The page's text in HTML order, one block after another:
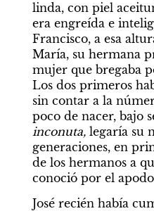
linda, con piel
era engreída e
Francisco, a esa
María, su hermana
mujer que bregaba
Los dos primeros
sin contar a la
poco de nacer, bajo
inconuta, legaría su
generaciones, en
de los hermanos a
conoció por el
José recién había